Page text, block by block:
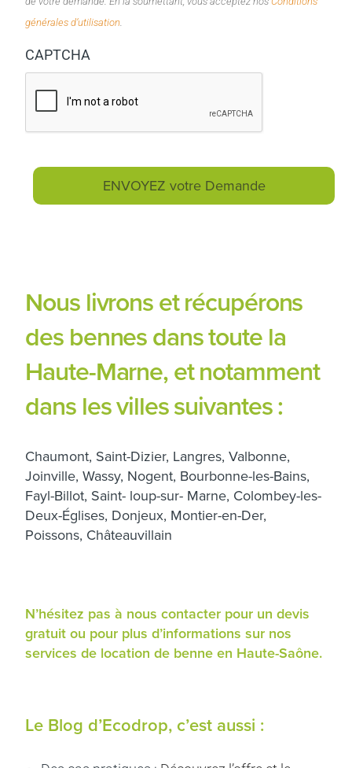
générales d’utilisation
CAPTCHA
Nous livrons et récupérons
des bennes dans toute la
Haute-Marne, et notamment
dans les villes suivantes :
Chaumont, Saint-Dizier, Langres, Valbonne,
Joinville, Wassy, Nogent, Bourbonne-les-Bains,
Fayl-Billot, Saint- loup-sur- Marne, Colombey-les-
Deux-Églises, Donjeux, Montier-en-Der,
Poissons, Châteauvillain
N’hésitez pas à nous contacter pour un devis
gratuit ou pour plus d’informations sur nos
services de location de benne en Haute-Saône.
Le Blog d’Ecodrop, c’est aussi :